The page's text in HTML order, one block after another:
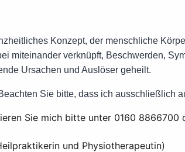
Konzept, der menschliche
miteinander verknüpft, Beschwerden,
Ursachen und Auslöser geheilt.
Sie bitte, dass ich ausschließlich
Sie mich bitte unter 0160 8866700
und Physiotherapeutin)